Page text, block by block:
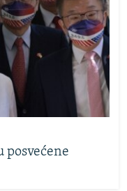
posvećene